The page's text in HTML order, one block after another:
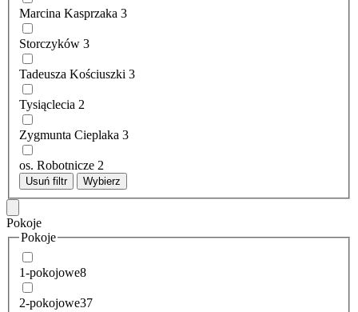
Marcina Kasprzaka 3
Storczyków 3
Tadeusza Kościuszki 3
Tysiąclecia 2
Zygmunta Cieplaka 3
os. Robotnicze 2
Usuń filtr Wybierz
Pokoje
Pokoje
1-pokojowe8
2-pokojowe37